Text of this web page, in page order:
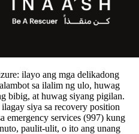
ilayo ang mga delikadong
sa ilalim ng ulo, huwag
bibig, at huwag siyang pigilan.
siya sa recovery position
emergency services (997) kung
paulit-ulit, o ito ang unang